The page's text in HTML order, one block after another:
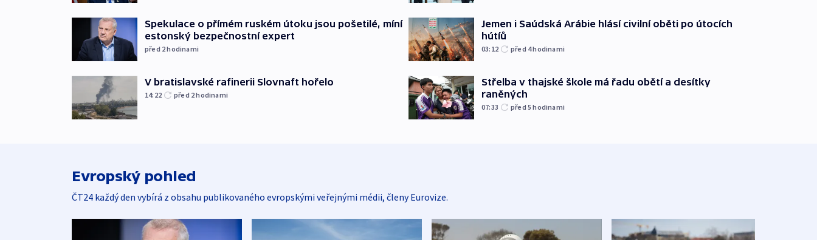
Spekulace o přímém ruském útoku jsou pošetilé, míní
estonský bezpečnostní expert
před 2hodinami
V bratislavské rafinerii Slovnaft hořelo
14:22 před 2hodinami
Jemen i Saúdská Arábie hlásí civilní oběti po útocích
hútíů
03:12 před 4hodinami
Střelba v thajské škole má řadu obětí a desítky
raněných
07:33 před 5hodinami
Evropský pohled
ČT24 každý den vybírá z obsahu publikovaného evropskými veřejnými médii, členy Eurovize.